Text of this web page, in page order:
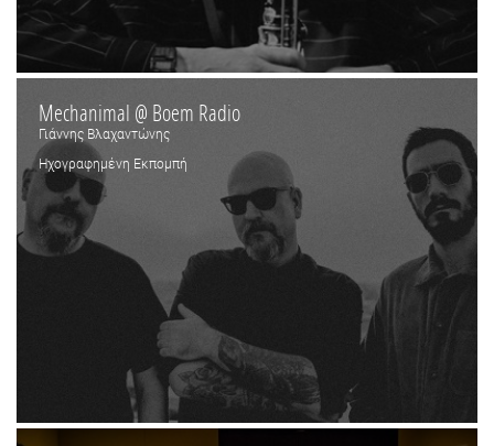
Mechanimal @ Boem Radio
Γιάννης Βλαχαντώνης
Ηχογραφημένη Εκπομπή